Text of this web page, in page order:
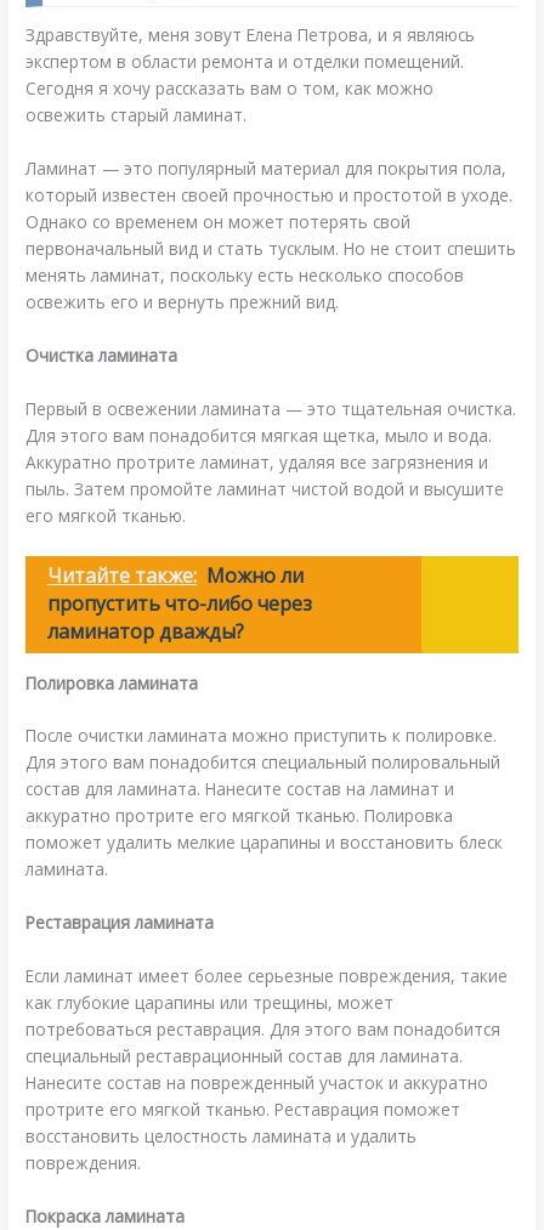
Здравствуйте, меня зовут Елена Петрова, и я являюсь
экспертом в области ремонта и отделки помещений.
Сегодня я хочу рассказать вам о том, как можно
освежить старый ламинат.
Ламинат — это популярный материал для покрытия пола,
который известен своей прочностью и простотой в уходе.
Однако со временем он может потерять свой
первоначальный вид и стать тусклым. Но не стоит спешить
менять ламинат, поскольку есть несколько способов
освежить его и вернуть прежний вид.
Очистка ламината
Первый в освежении ламината — это тщательная очистка.
Для этого вам понадобится мягкая щетка, мыло и вода.
Аккуратно протрите ламинат, удаляя все загрязнения и
пыль. Затем промойте ламинат чистой водой и высушите
его мягкой тканью.
Читайте также: Можно ли
пропустить что-либо через
ламинатор дважды?
Полировка ламината
После очистки ламината можно приступить к полировке.
Для этого вам понадобится специальный полировальный
состав для ламината. Нанесите состав на ламинат и
аккуратно протрите его мягкой тканью. Полировка
поможет удалить мелкие царапины и восстановить блеск
ламината.
Реставрация ламината
Если ламинат имеет более серьезные повреждения, такие
как глубокие царапины или трещины, может
потребоваться реставрация. Для этого вам понадобится
специальный реставрационный состав для ламината.
Нанесите состав на поврежденный участок и аккуратно
протрите его мягкой тканью. Реставрация поможет
восстановить целостность ламината и удалить
повреждения.
Покраска ламината